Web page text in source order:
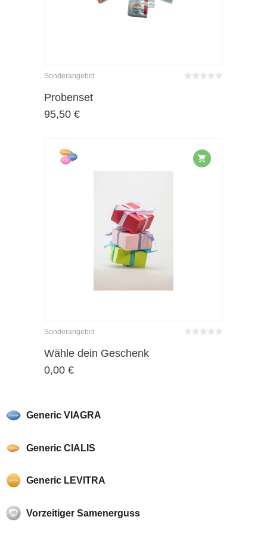
Generic VIAGRA
Generic CIALIS
Generic LEVITRA
Vorzeitiger Samenerguss
Sonderangebot
Probenset
95,50 €
Sonderangebot
Wähle dein Geschenk
0,00 €